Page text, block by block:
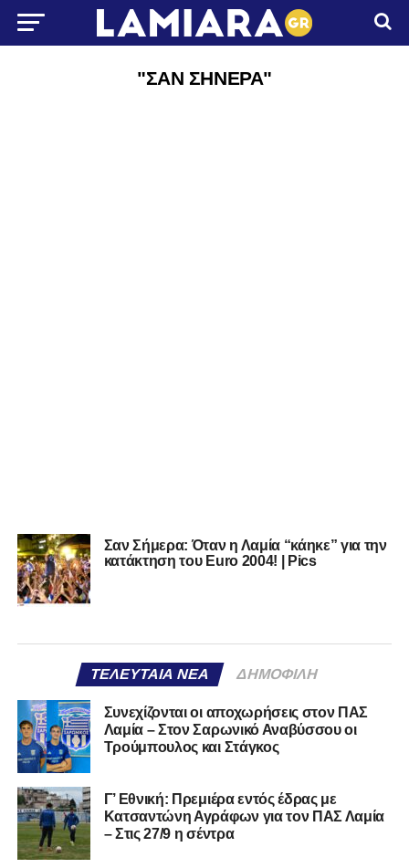
"ΣΑΝ ΣΗΝΕΡΑ"
Σαν Σήμερα: Όταν η Λαμία “κάηκε” για την
κατάκτηση του Euro 2004! | Pics
ΤΕΛΕΥΤΑΊΑ ΝΈΑ ΔΗΜΟΦΙΛΉ
Συνεχίζονται οι αποχωρήσεις στον ΠΑΣ
Λαμία – Στον Σαρωνικό Αναβύσσου οι
Τρούμπουλος και Στάγκος
Γ’ Εθνική: Πρεμιέρα εντός έδρας με
Κατσαντώνη Αγράφων για τον ΠΑΣ Λαμία
– Στις 27/9 η σέντρα